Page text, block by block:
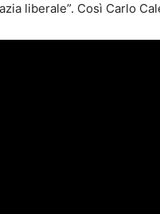
liberale”. Così Carlo